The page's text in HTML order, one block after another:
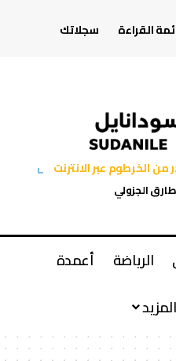
القراءة
سجلاتك
الخرطوم عبر الانترنت
الجزولي
الرياضة
أعمدة
المزيد